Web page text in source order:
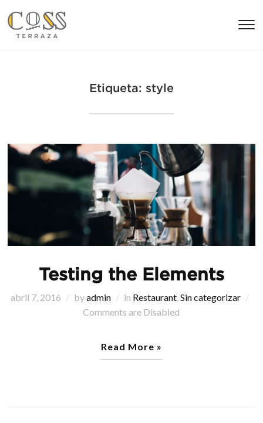
Etiqueta: style
Testing the Elements
abril 7, 2016 byadmin in Restaurant ,Sin categorizar
Comments are Disabled
Read More »